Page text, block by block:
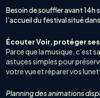
Besoin de souffler avant 14h
l’accueil du festival situé
Écouter Voir, protéger
Parce que la musique, c’est
astuces simples pour
votre vue et réparer vos
Planning des animations